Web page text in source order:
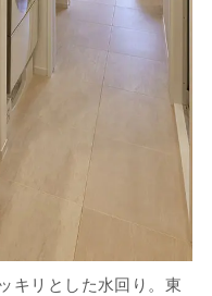
キリとした水回り。東